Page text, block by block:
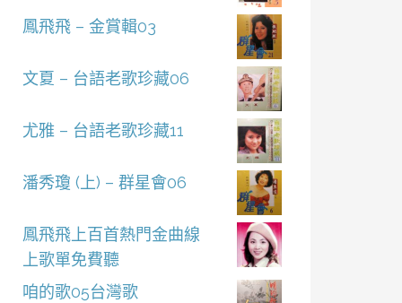
鳳飛飛 – 金賞輯03
文夏 – 台語老歌珍藏06
尤雅 – 台語老歌珍藏11
潘秀瓊 (上) – 群星會06
鳳飛飛上百首熱門金曲線
上歌單免費聽
咱的歌05台灣歌